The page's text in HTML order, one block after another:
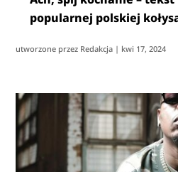
popularnej polskiej
utworzone przez Redakcja | kwi 17, 2024